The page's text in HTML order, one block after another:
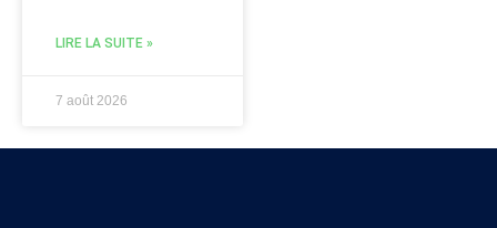
LIRE LA SUITE »
7 août 2026